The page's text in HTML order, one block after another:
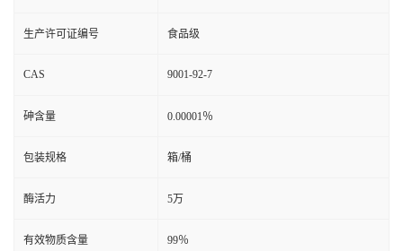
生产许可证编号 食品级
CAS 9001-92-7
砷含量 0.00001％
包装规格 箱/桶
酶活力 5万
有效物质含量 99％